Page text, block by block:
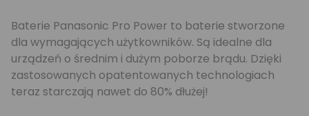
Baterie Panasonic Pro Power to baterie stworzone
dla wymagających użytkowników. Są idealne dla
urządzeń o średnim i dużym poborze brądu. Dzięki
zastosowanych opatentowanych technologiach
teraz starczają nawet do 80% dłużej!